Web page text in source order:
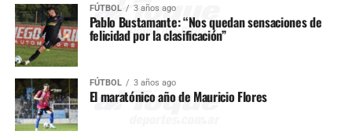
FÚTBOL 3 años ago
Pablo Bustamante: “Nos quedan sensaciones de
felicidad por la clasificación”
FÚTBOL 3 años ago
El maratónico año de Mauricio Flores